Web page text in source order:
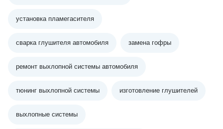
установка пламегасителя
сварка глушителя автомобиля замена гофры
ремонт выхлопной системы автомобиля
тюнинг выхлопной системы изготовление глушителей
выхлопные системы